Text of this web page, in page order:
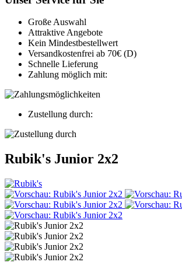
Große Auswahl
Attraktive Angebote
Kein Mindestbestellwert
Versandkostenfrei ab 70€ (D)
Schnelle Lieferung
Zahlung möglich mit:
Zustellung durch:
Rubik's Junior 2x2